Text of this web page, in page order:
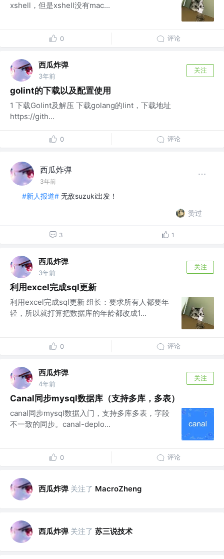
xshell，但是xshell没有mac...
0 评论
西瓜炸弹
3年前
关注
golint的下载以及配置使用
1 下载Golint及解压 下载golang的lint，下载地址
https://gith...
0 评论
西瓜炸弹
3年前
#新人报道# 无敌suzuki出发！
赞过
3 1
西瓜炸弹
3年前
关注
利用excel完成sql更新
利用excel完成sql更新 组长：要求所有人都要年
轻，所以就打算把数据库的年龄都改成1...
0 评论
西瓜炸弹
4年前
关注
Canal同步mysql数据库（支持多库，多表）
canal同步mysql数据入门，支持多库多表，字段
不一致的同步。canal-deplo...
0 评论
西瓜炸弹 关注了 MacroZheng
西瓜炸弹 关注了 苏三说技术